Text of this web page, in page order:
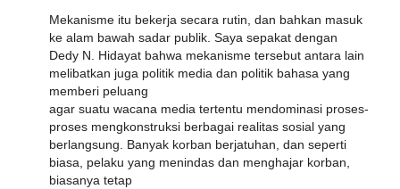
Mekanisme itu bekerja secara rutin, dan bahkan masuk
ke alam bawah sadar publik. Saya sepakat dengan
Dedy N. Hidayat bahwa mekanisme tersebut antara lain
melibatkan juga politik media dan politik bahasa yang
memberi peluang
agar suatu wacana media tertentu mendominasi proses-
proses mengkonstruksi berbagai realitas sosial yang
berlangsung. Banyak korban berjatuhan, dan seperti
biasa, pelaku yang menindas dan menghajar korban,
biasanya tetap